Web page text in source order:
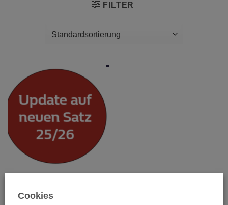
FILTER
UPDATE SATZ 2026
Cookies